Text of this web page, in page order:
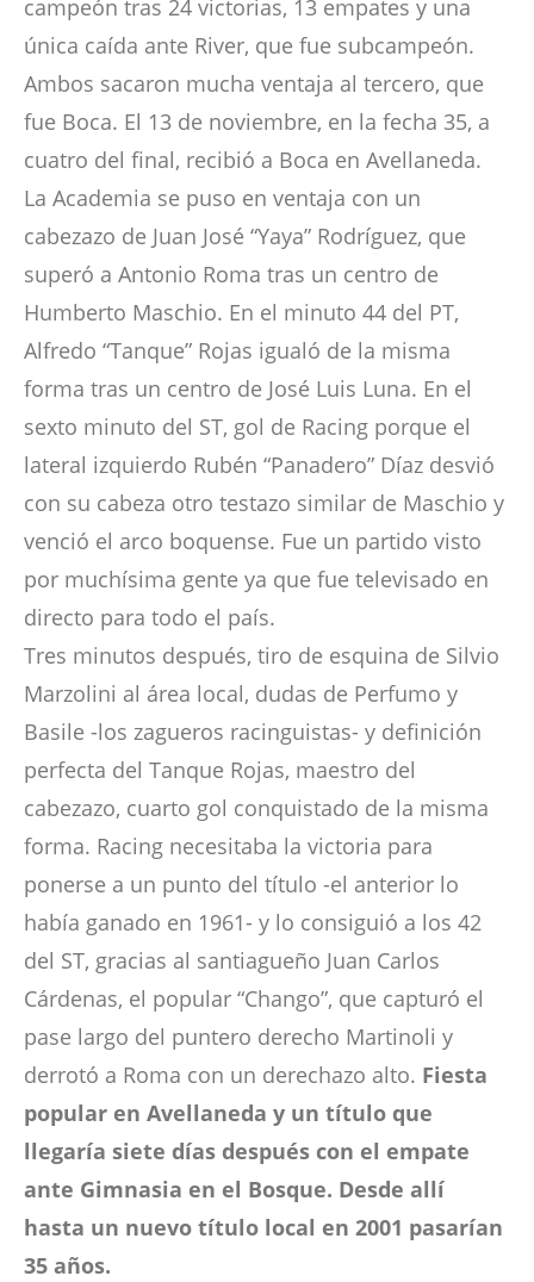
campeón tras 24 victorias, 13 empates y una
única caída ante River, que fue subcampeón.
Ambos sacaron mucha ventaja al tercero, que
fue Boca. El 13 de noviembre, en la fecha 35, a
cuatro del final, recibió a Boca en Avellaneda.
La Academia se puso en ventaja con un
cabezazo de Juan José “Yaya” Rodríguez, que
superó a Antonio Roma tras un centro de
Humberto Maschio. En el minuto 44 del PT,
Alfredo “Tanque” Rojas igualó de la misma
forma tras un centro de José Luis Luna. En el
sexto minuto del ST, gol de Racing porque el
lateral izquierdo Rubén “Panadero” Díaz desvió
con su cabeza otro testazo similar de Maschio y
venció el arco boquense. Fue un partido visto
por muchísima gente ya que fue televisado en
directo para todo el país.
Tres minutos después, tiro de esquina de Silvio
Marzolini al área local, dudas de Perfumo y
Basile -los zagueros racinguistas- y definición
perfecta del Tanque Rojas, maestro del
cabezazo, cuarto gol conquistado de la misma
forma. Racing necesitaba la victoria para
ponerse a un punto del título -el anterior lo
había ganado en 1961- y lo consiguió a los 42
del ST, gracias al santiagueño Juan Carlos
Cárdenas, el popular “Chango”, que capturó el
pase largo del puntero derecho Martinoli y
derrotó a Roma con un derechazo alto. Fiesta
popular en Avellaneda y un título que
llegaría siete días después con el empate
ante Gimnasia en el Bosque. Desde allí
hasta un nuevo título local en 2001 pasarían
35 años.